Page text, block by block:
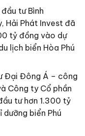
tư Bình
Hải Phát Invest đã
tỷ đồng vào dự
lịch biển Hòa Phú
Đại Đông Á – công
Công ty Cổ phần
tư hơn 1.300 tỷ
biển Phú